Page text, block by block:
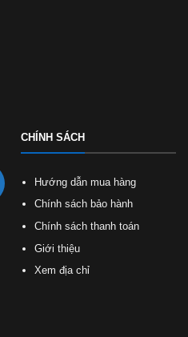
CHÍNH SÁCH
Hướng dẫn mua hàng
Chính sách bảo hành
Chính sách thanh toán
Giới thiệu
Xem địa chỉ